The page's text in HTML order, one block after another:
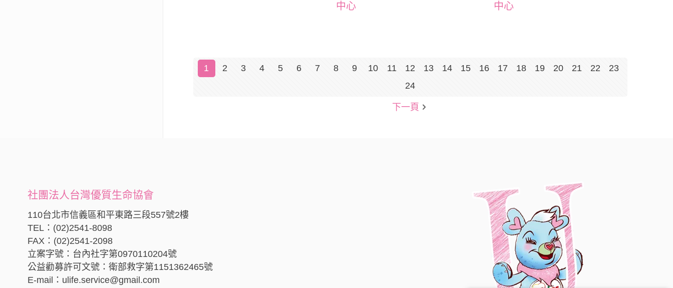
中心
中心
1 2 3 4 5 6 7 8 9 10 11 12 13 14 15 16 17 18 19 20 21 22
23
24
下一頁
社團法人台灣優質生命協會
110台北市信義區和平東路三段557號2樓
TEL：(02)2541-8098
FAX：(02)2541-2098
立案字號：台內社字第0970110204號
公益勸募許可文號：衛部救字第1151362465號
E-mail：ulife.service@gmail.com